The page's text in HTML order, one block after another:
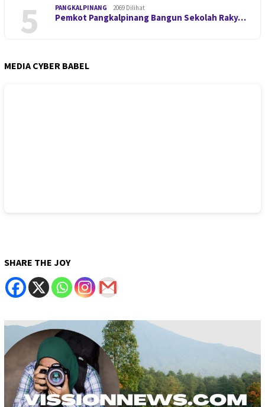
5 PANGKALPINANG 2069 Dilihat
Pemkot Pangkalpinang Bangun Sekolah Raky…
MEDIA CYBER BABEL
SHARE THE JOY